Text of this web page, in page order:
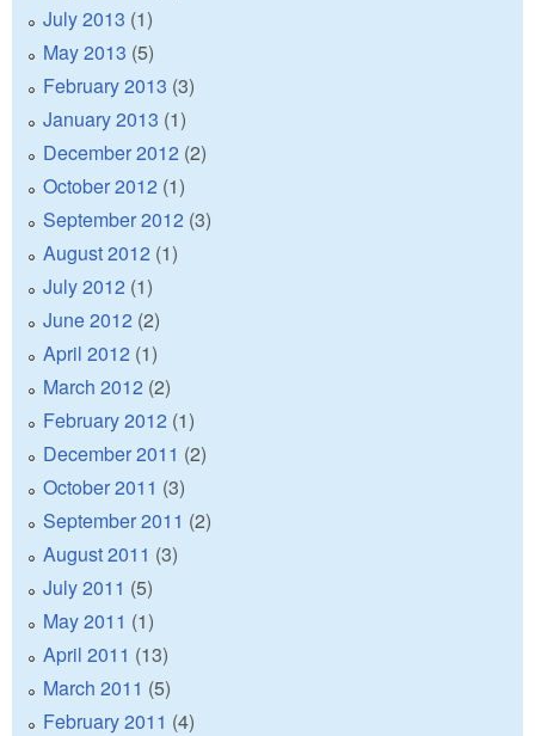
July 2013 (1)
May 2013 (5)
February 2013 (3)
January 2013 (1)
December 2012 (2)
October 2012 (1)
September 2012 (3)
August 2012 (1)
July 2012 (1)
June 2012 (2)
April 2012 (1)
March 2012 (2)
February 2012 (1)
December 2011 (2)
October 2011 (3)
September 2011 (2)
August 2011 (3)
July 2011 (5)
May 2011 (1)
April 2011 (13)
March 2011 (5)
February 2011 (4)